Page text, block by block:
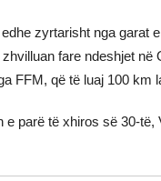
zyrtarisht nga garat
fare ndeshjet
FFM, që të luaj 100 km
e parë të xhiros së 30-